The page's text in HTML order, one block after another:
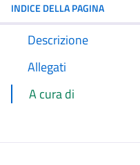
INDICE DELLA PAGINA
Descrizione
Allegati
A cura di